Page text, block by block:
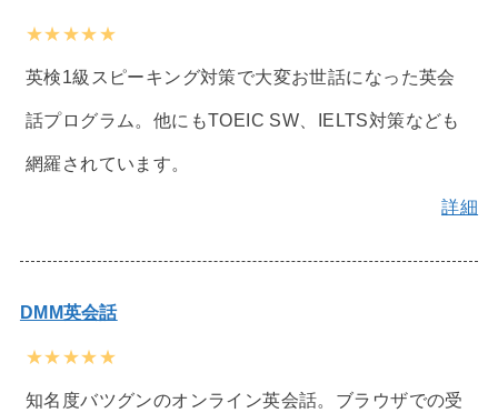
★★★★★
英検1級スピーキング対策で大変お世話になった英会
話プログラム。他にもTOEIC SW、IELTS対策なども
網羅されています。
詳細
DMM英会話
★★★★★
知名度バツグンのオンライン英会話。ブラウザでの受